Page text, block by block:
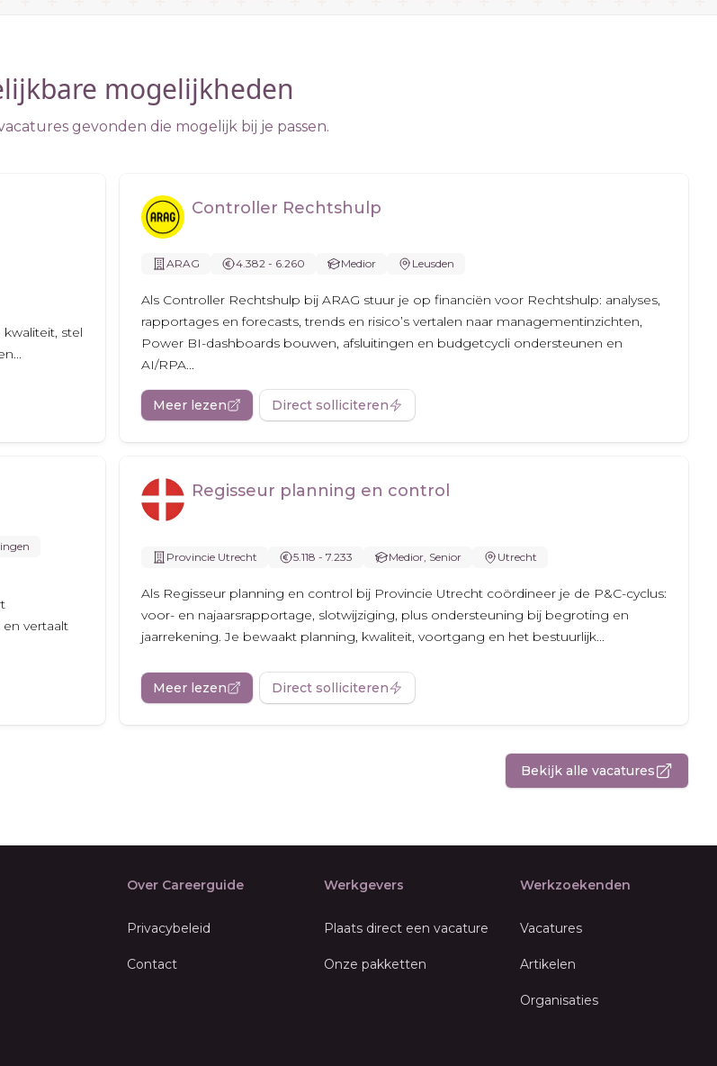
mogelijkheden
gevonden die mogelijk bij je passen.
stel
Controller Rechtshulp
ARAG 4.382 - 6.260 Medior Leusden
Als Controller Rechtshulp bij ARAG stuur je op financiën voor Rechtshulp: analyses,
rapportages en forecasts, trends en risico’s vertalen naar managementinzichten,
Power BI-dashboards bouwen, afsluitingen en budgetcycli ondersteunen en
AI/RPA...
Meer lezen Direct solliciteren
vertaalt
Regisseur planning en control
Provincie Utrecht 5.118 - 7.233 Medior, Senior Utrecht
Als Regisseur planning en control bij Provincie Utrecht coördineer je de P&C-cyclus:
voor- en najaarsrapportage, slotwijziging, plus ondersteuning bij begroting en
jaarrekening. Je bewaakt planning, kwaliteit, voortgang en het bestuurlijk...
Meer lezen Direct solliciteren
Bekijk alle vacatures
Over Careerguide
Privacybeleid
Contact
Werkgevers
Plaats direct een vacature
Onze pakketten
Werkzoekenden
Vacatures
Artikelen
Organisaties